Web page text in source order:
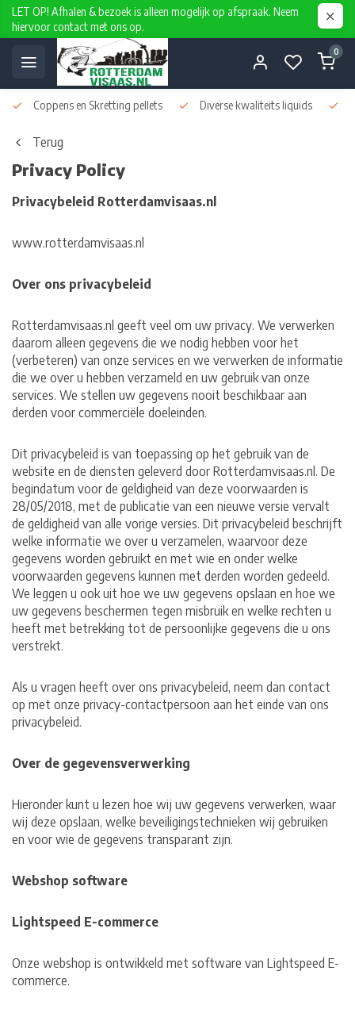
LET OP! Afhalen & bezoek is alleen mogelijk op afspraak. Neem
hiervoor contact met ons op.
0
Coppens en Skretting pellets Diverse kwaliteits liquids
Terug
Privacy Policy
Privacybeleid Rotterdamvisaas.nl
www.rotterdamvisaas.nl
Over ons privacybeleid
Rotterdamvisaas.nl geeft veel om uw privacy. We verwerken
daarom alleen gegevens die we nodig hebben voor het
(verbeteren) van onze services en we verwerken de informatie
die we over u hebben verzameld en uw gebruik van onze
services. We stellen uw gegevens nooit beschikbaar aan
derden voor commerciële doeleinden.
Dit privacybeleid is van toepassing op het gebruik van de
website en de diensten geleverd door Rotterdamvisaas.nl. De
begindatum voor de geldigheid van deze voorwaarden is
28/05/2018, met de publicatie van een nieuwe versie vervalt
de geldigheid van alle vorige versies. Dit privacybeleid beschrijft
welke informatie we over u verzamelen, waarvoor deze
gegevens worden gebruikt en met wie en onder welke
voorwaarden gegevens kunnen met derden worden gedeeld.
We leggen u ook uit hoe we uw gegevens opslaan en hoe we
uw gegevens beschermen tegen misbruik en welke rechten u
heeft met betrekking tot de persoonlijke gegevens die u ons
verstrekt.
Als u vragen heeft over ons privacybeleid, neem dan contact
op met onze privacy-contactpersoon aan het einde van ons
privacybeleid.
Over de gegevensverwerking
Hieronder kunt u lezen hoe wij uw gegevens verwerken, waar
wij deze opslaan, welke beveiligingstechnieken wij gebruiken
en voor wie de gegevens transparant zijn.
Webshop software
Lightspeed E-commerce
Onze webshop is ontwikkeld met software van Lightspeed E-
commerce.